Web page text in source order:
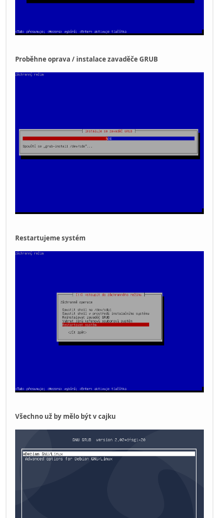
Proběhne oprava / instalace zavaděče GRUB
Restartujeme systém
Všechno už by mělo být v cajku